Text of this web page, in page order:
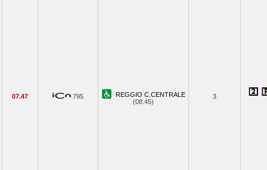
07.47 795
REGGIO C.CENTRALE
(08.45)
3